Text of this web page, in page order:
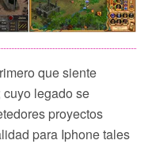
que siente
legado se
proyectos
para Iphone tales